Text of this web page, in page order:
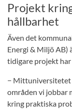
Projekt
hållbarhet
Även det
Energi & Miljö AB)
tidigare projekt
− Mittuniversitetet
områden vi jobbar
kring praktiska